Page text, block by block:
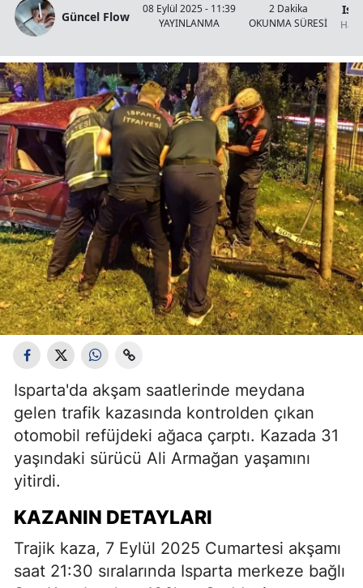
Güncel Flow
08 Eylül 2025 - 11:39
YAYINLANMA
2 Dakika
OKUNMA SÜRESİ
Isparta'da akşam saatlerinde meydana
gelen trafik kazasında kontrolden çıkan
otomobil refüjdeki ağaca çarptı. Kazada 31
yaşındaki sürücü Ali Armağan yaşamını
yitirdi.
KAZANIN DETAYLARI
Trajik kaza, 7 Eylül 2025 Cumartesi akşamı
saat 21:30 sıralarında Isparta merkeze bağlı